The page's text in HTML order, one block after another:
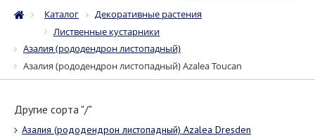
Каталог
Декоративные растения
Лиственные кустарники
Азалия (рододендрон листопадный)
Азалия (рододендрон листопадный) Azalea Toucan
Другие сорта "/"
Азалия (рододендрон листопадный) Azalea Dresden